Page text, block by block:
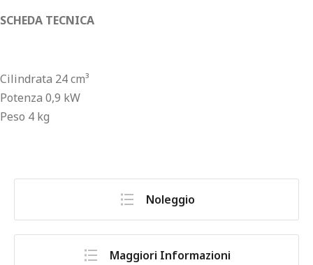
SCHEDA TECNICA
Cilindrata 24 cm³
Potenza 0,9 kW
Peso 4 kg
Noleggio
Maggiori Informazioni